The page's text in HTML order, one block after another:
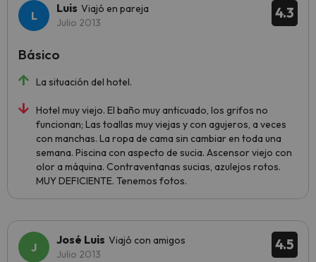
4.3
Luis Viajó en pareja
Julio 2013
La situación del hotel.
Hotel muy viejo. El baño muy anticuado, los grifos no
funcionan; Las toallas muy viejas y con agujeros, a veces
con manchas. La ropa de cama sin cambiar en toda una
semana. Piscina con aspecto de sucia. Ascensor viejo con
olor a máquina. Contraventanas sucias, azulejos rotos.
MUY DEFICIENTE. Tenemos fotos.
Básico
4.5
José Luis Viajó con amigos
Julio 2013